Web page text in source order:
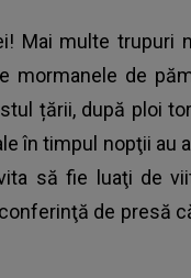
Mai multe trupuri
mormanele de
țării, după ploi
în timpul nopţii au
să fie luaţi de
de presă